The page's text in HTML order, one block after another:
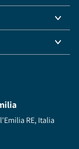
RE, Italia